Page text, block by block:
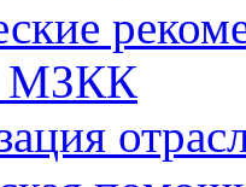
МЗКК